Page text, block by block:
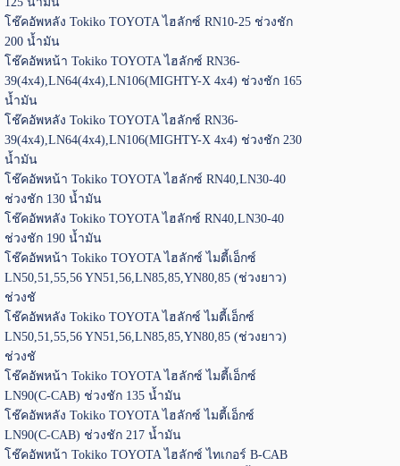
โช๊คอัพหลัง Tokiko TOYOTA ไฮลักซ์ RN10-25 ช่วงชัก
200 น้ำมัน
โช๊คอัพหน้า Tokiko TOYOTA ไฮลักซ์ RN36-
39(4x4),LN64(4x4),LN106(MIGHTY-X 4x4) ช่วงชัก 165
น้ำมัน
โช๊คอัพหลัง Tokiko TOYOTA ไฮลักซ์ RN36-
39(4x4),LN64(4x4),LN106(MIGHTY-X 4x4) ช่วงชัก 230
น้ำมัน
โช๊คอัพหน้า Tokiko TOYOTA ไฮลักซ์ RN40,LN30-40
ช่วงชัก 130 น้ำมัน
โช๊คอัพหลัง Tokiko TOYOTA ไฮลักซ์ RN40,LN30-40
ช่วงชัก 190 น้ำมัน
โช๊คอัพหน้า Tokiko TOYOTA ไฮลักซ์ ไมตี้เอ็กซ์
LN50,51,55,56 YN51,56,LN85,85,YN80,85 (ช่วงยาว)
ช่วงชั
โช๊คอัพหลัง Tokiko TOYOTA ไฮลักซ์ ไมตี้เอ็กซ์
LN50,51,55,56 YN51,56,LN85,85,YN80,85 (ช่วงยาว)
ช่วงชั
โช๊คอัพหน้า Tokiko TOYOTA ไฮลักซ์ ไมตี้เอ็กซ์
LN90(C-CAB) ช่วงชัก 135 น้ำมัน
โช๊คอัพหลัง Tokiko TOYOTA ไฮลักซ์ ไมตี้เอ็กซ์
LN90(C-CAB) ช่วงชัก 217 น้ำมัน
โช๊คอัพหน้า Tokiko TOYOTA ไฮลักซ์ ไทเกอร์ B-CAB